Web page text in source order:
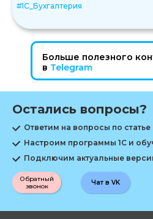
#1С_Бухгалтерия
Больше полезного
в Telegram
Остались вопросы?
Ответим на вопросы по статье
Настроим программы 1С и
Подключим актуальные
Обратный
звонок
Чат в VK